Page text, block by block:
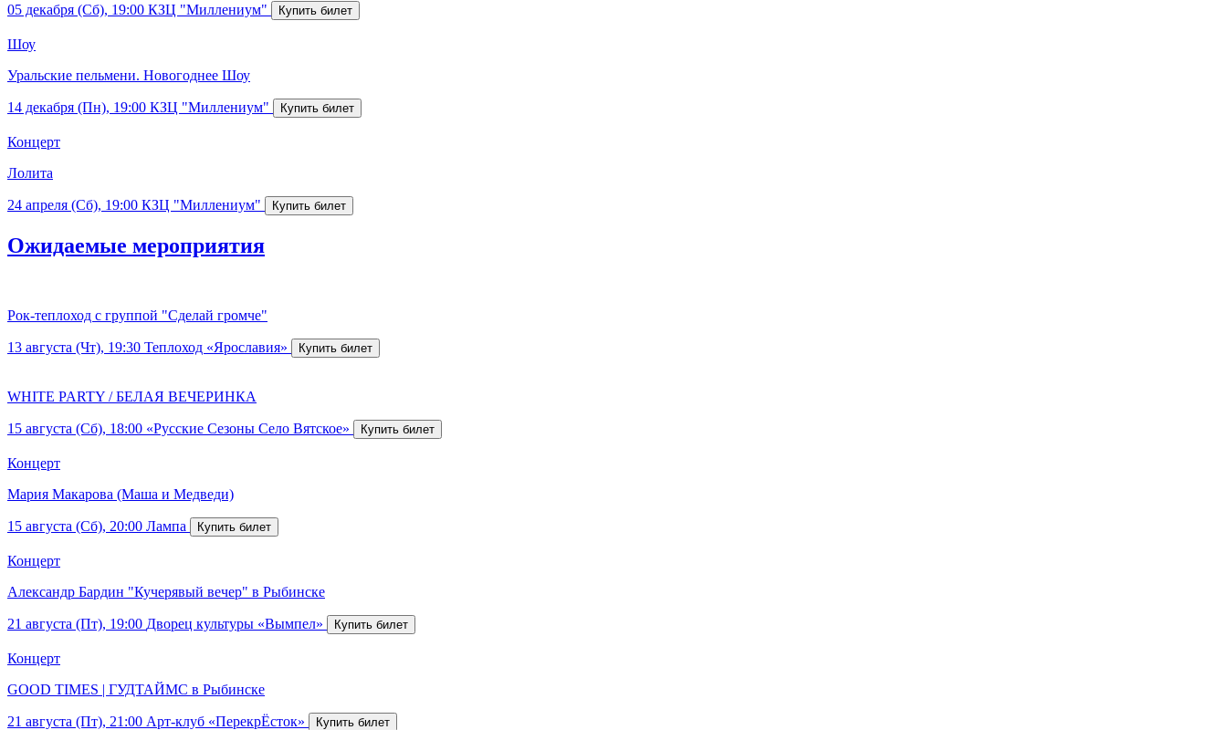
05 декабря (Сб), 19:00 КЗЦ "Миллениум"
Шоу
Уральские пельмени. Новогоднее Шоу
14 декабря (Пн), 19:00 КЗЦ "Миллениум"
Концерт
Лолита
24 апреля (Сб), 19:00 КЗЦ "Миллениум"
Ожидаемые мероприятия
Рок-теплоход с группой "Сделай громче"
13 августа (Чт), 19:30 Теплоход «Ярославия»
WHITE PARTY / БЕЛАЯ ВЕЧЕРИНКА
15 августа (Сб), 18:00 «Русские Сезоны Село Вятское»
Концерт
Мария Макарова (Маша и Медведи)
15 августа (Сб), 20:00 Лампа
Концерт
Александр Бардин "Кучерявый вечер" в Рыбинске
21 августа (Пт), 19:00 Дворец культуры «Вымпел»
Концерт
GOOD TIMES | ГУДТАЙМС в Рыбинске
21 августа (Пт), 21:00 Арт-клуб «ПерекрЁсток»